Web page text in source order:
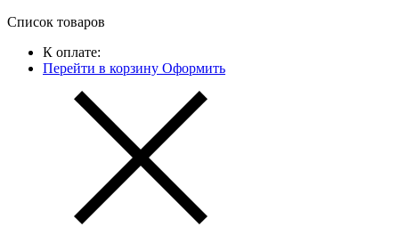
Список товаров
К оплате:
Перейти в корзину Оформить